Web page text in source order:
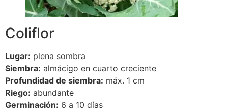
Coliflor
Lugar: plena sombra
Siembra: almácigo en cuarto creciente
Profundidad de siembra: máx. 1 cm
Riego: abundante
Germinación: 6 a 10 días